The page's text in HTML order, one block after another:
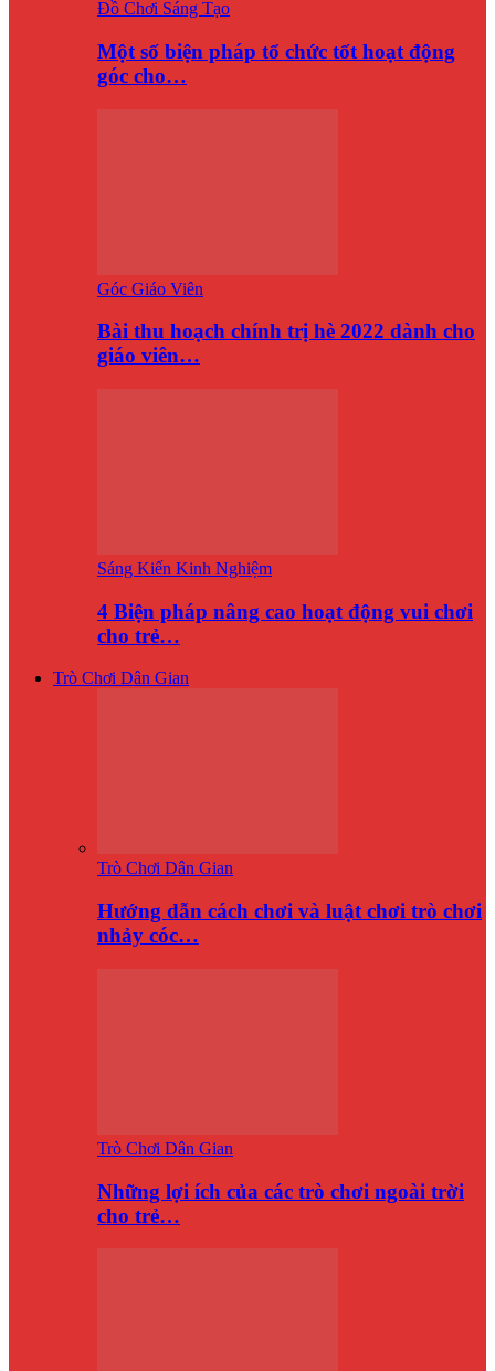
Đồ Chơi Sáng Tạo
Một số biện pháp tổ chức tốt hoạt động
góc cho…
Góc Giáo Viên
Bài thu hoạch chính trị hè 2022 dành cho
giáo viên…
Sáng Kiến Kinh Nghiệm
4 Biện pháp nâng cao hoạt động vui chơi
cho trẻ…
Trò Chơi Dân Gian
Trò Chơi Dân Gian
Hướng dẫn cách chơi và luật chơi trò chơi
nhảy cóc…
Trò Chơi Dân Gian
Những lợi ích của các trò chơi ngoài trời
cho trẻ…